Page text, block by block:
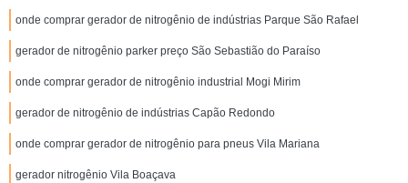
onde comprar gerador de nitrogênio de indústrias Parque São Rafael
gerador de nitrogênio parker preço São Sebastião do Paraíso
onde comprar gerador de nitrogênio industrial Mogi Mirim
gerador de nitrogênio de indústrias Capão Redondo
onde comprar gerador de nitrogênio para pneus Vila Mariana
gerador nitrogênio Vila Boaçava